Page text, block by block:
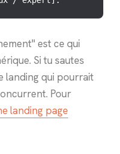
est ce qui
Si tu sautes
landing qui pourrait
Pour
landing page